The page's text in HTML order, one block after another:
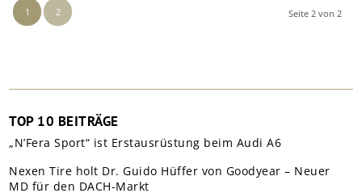
Seite 2 von 2
1 2
TOP 10 BEITRÄGE
„N’Fera Sport“ ist Erstausrüstung beim Audi A6
Nexen Tire holt Dr. Guido Hüffer von Goodyear – Neuer
MD für den DACH-Markt